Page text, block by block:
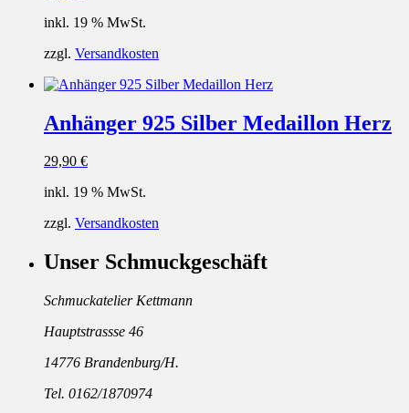
inkl. 19 % MwSt.
zzgl. Versandkosten
Anhänger 925 Silber Medaillon Herz
29,90 €
inkl. 19 % MwSt.
zzgl. Versandkosten
Unser Schmuckgeschäft
Schmuckatelier Kettmann
Hauptstrassse 46
14776 Brandenburg/H.
Tel. 0162/1870974